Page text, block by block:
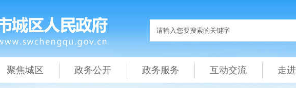
聚焦城区 政务公开 政务服务 互动交流 走